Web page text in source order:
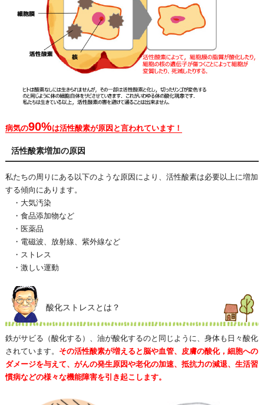
病気の90%は活性酸素が原因と言われています！
活性酸素増加の原因
私たちの周りにある以下のような原因により、活性酸素は必要以上に増加
する傾向にあります。
・大気汚染
・食品添加物など
・医薬品
・電磁波、放射線、紫外線など
・ストレス
・激しい運動
酸化ストレスとは？
鉄がサビる（酸化する）、油が酸化するのと同じように、身体も日々酸化
されています。 その活性酸素が増えると脳や血管、皮膚の酸化，細胞への
ダメージを与えて、がんの発生原因や老化の加速、抵抗力の減退、生活習
慣病などの様々な機能障害を引き起こします。